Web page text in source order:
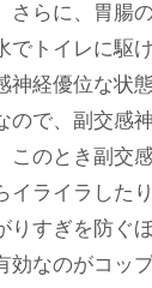
さらに、胃腸
でトイレに駆
神経優位な状
ので、副交感
このとき副交
イライラした
りすぎを防ぐ
効なのがコッ